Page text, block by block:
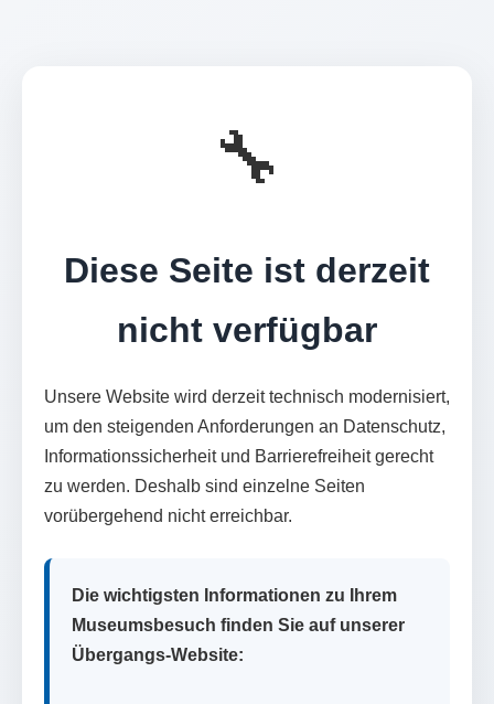
🔧
Diese Seite ist derzeit
nicht verfügbar
Unsere Website wird derzeit technisch modernisiert,
um den steigenden Anforderungen an Datenschutz,
Informationssicherheit und Barrierefreiheit gerecht
zu werden. Deshalb sind einzelne Seiten
vorübergehend nicht erreichbar.
Die wichtigsten Informationen zu Ihrem
Museumsbesuch finden Sie auf unserer
Übergangs-Website: